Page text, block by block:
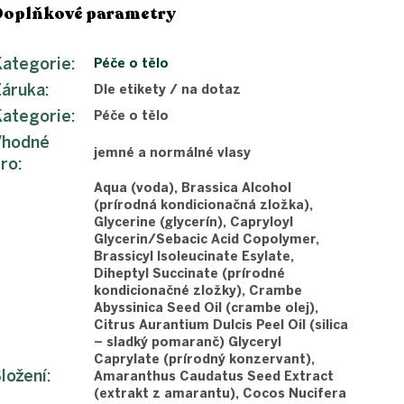
parametry
: Péče o tělo
: Dle etikety / na dotaz
: Péče o tělo
:
jemné a normálné vlasy
:
Aqua (voda), Brassica Alcohol
(prírodná kondicionačná zložka),
Glycerine (glycerín), Capryloyl
Glycerin/Sebacic Acid Copolymer,
Brassicyl Isoleucinate Esylate,
Diheptyl Succinate (prírodné
kondicionačné zložky), Crambe
Abyssinica Seed Oil (crambe olej),
Citrus Aurantium Dulcis Peel Oil (silica
– sladký pomaranč) Glyceryl
Caprylate (prírodný konzervant),
Amaranthus Caudatus Seed Extract
(extrakt z amarantu), Cocos Nucifera